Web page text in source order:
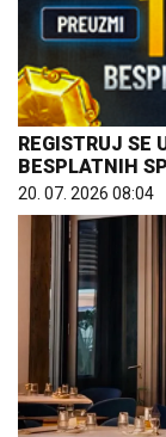
REGISTRUJ SE
BESPLATNIH
20. 07. 2026 08:04